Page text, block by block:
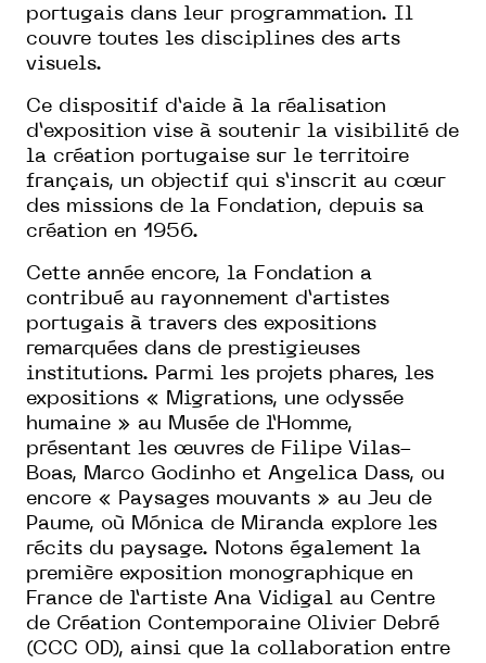
portugais dans leur programmation. Il
couvre toutes les disciplines des arts
visuels.
Ce dispositif d’aide à la réalisation
d’exposition vise à soutenir la visibilité de
la création portugaise sur le territoire
français, un objectif qui s’inscrit au cœur
des missions de la Fondation, depuis sa
création en 1956.
Cette année encore, la Fondation a
contribué au rayonnement d’artistes
portugais à travers des expositions
remarquées dans de prestigieuses
institutions. Parmi les projets phares, les
expositions « Migrations, une odyssée
humaine » au Musée de l’Homme,
présentant les œuvres de Filipe Vilas-
Boas, Marco Godinho et Angelica Dass, ou
encore « Paysages mouvants » au Jeu de
Paume, où Mónica de Miranda explore les
récits du paysage. Notons également la
première exposition monographique en
France de l’artiste Ana Vidigal au Centre
de Création Contemporaine Olivier Debré
(CCC OD), ainsi que la collaboration entre